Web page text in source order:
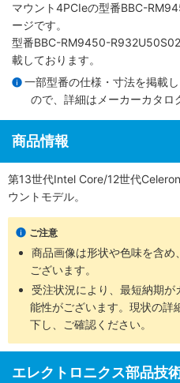
マウント4PCIeの型番BBC-
ージです。
型番BBC-RM9450-
載しております。
一部型番の仕様・寸法を掲載
ので、詳細は メーカーカタロ
商品情報
第13世代Intel Core/12世代
ウントモデル。
ご注意
商品画像は形状や色味を含
ございます。
受注状況により、最短納期
能性がございます。現状の詳
下し、ご確認ください。
エレクトロニクス部品技